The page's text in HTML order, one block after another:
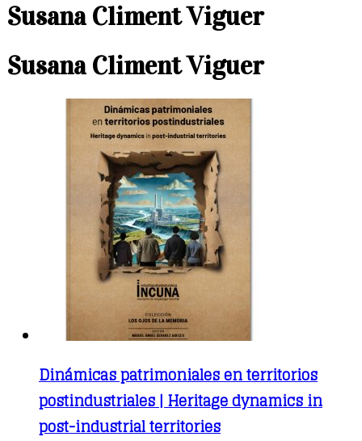
Susana Climent Viguer
Susana Climent Viguer
Dinámicas patrimoniales en territorios
postindustriales | Heritage dynamics in
post-industrial territories